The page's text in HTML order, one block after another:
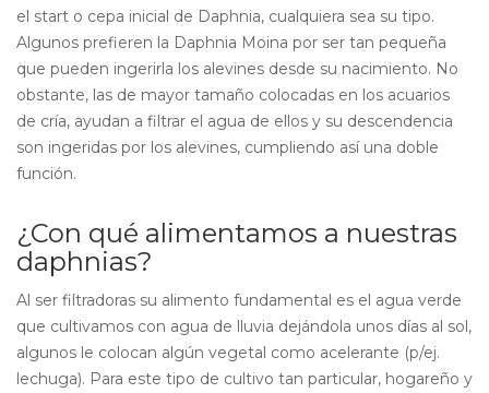
el start o cepa inicial de Daphnia, cualquiera sea su tipo.
Algunos prefieren la Daphnia Moina por ser tan pequeña
que pueden ingerirla los alevines desde su nacimiento. No
obstante, las de mayor tamaño colocadas en los acuarios
de cría, ayudan a filtrar el agua de ellos y su descendencia
son ingeridas por los alevines, cumpliendo así una doble
función.
¿Con qué alimentamos a nuestras
daphnias?
Al ser filtradoras su alimento fundamental es el agua verde
que cultivamos con agua de lluvia dejándola unos días al sol,
algunos le colocan algún vegetal como acelerante (p/ej.
lechuga). Para este tipo de cultivo tan particular, hogareño y